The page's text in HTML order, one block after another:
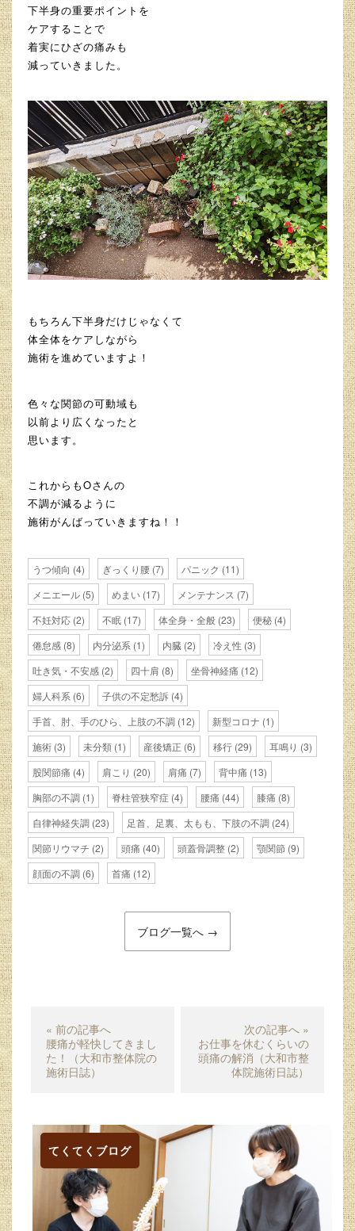
下半身の重要ポイントを
ケアすることで
着実にひざの痛みも
減っていきました。
もちろん下半身だけじゃなくて
体全体をケアしながら
施術を進めていますよ！
色々な関節の可動域も
以前より広くなったと
思います。
これからもOさんの
不調が減るように
施術がんばっていきますね！！
うつ傾向 (4) ぎっくり腰 (7) パニック (11)
メニエール (5) めまい (17) メンテナンス (7)
不妊対応 (2) 不眠 (17) 体全身・全般 (23) 便秘 (4)
倦怠感 (8) 内分泌系 (1) 内臓 (2) 冷え性 (3)
吐き気・不安感 (2) 四十肩 (8) 坐骨神経痛 (12)
婦人科系 (6) 子供の不定愁訴 (4)
手首、肘、手のひら、上肢の不調 (12) 新型コロナ (1)
施術 (3) 未分類 (1) 産後矯正 (6) 移行 (29) 耳鳴り (3)
股関節痛 (4) 肩こり (20) 肩痛 (7) 背中痛 (13)
胸部の不調 (1) 脊柱管狭窄症 (4) 腰痛 (44) 膝痛 (8)
自律神経失調 (23) 足首、足裏、太もも、下肢の不調 (24)
関節リウマチ (2) 頭痛 (40) 頭蓋骨調整 (2) 顎関節 (9)
顔面の不調 (6) 首痛 (12)
ブログ一覧へ →
« 前の記事へ
腰痛が軽快してきまし
た！（大和市整体院の
施術日誌）
次の記事へ »
お仕事を休むくらいの
頭痛の解消（大和市整
体院施術日誌）
てくてくブログ